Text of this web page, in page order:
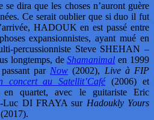
dira que les choses n’auront guère
Ce serait oublier que si duo il fut
HADOUK en est passé entre
expansionnistes, ayant mué en
percussionniste Steve SHEHAN –
longtemps, deShamanimal en 1999
par Now (2002), Live à FIP
concert au Satellit’Café(2006) et
quartet, avec le guitariste Eric
Luc DI FRAYA sur Hadoukly Yours